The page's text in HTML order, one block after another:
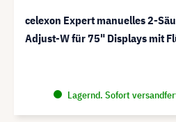
celexon Expert manuelles 2-
Adjust-W für 75" Displays mit
Lagernd. Sofort